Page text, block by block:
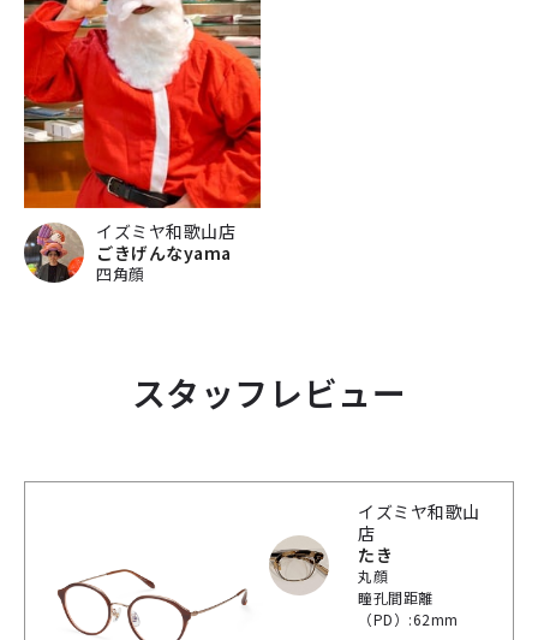
イズミヤ和歌山店
ごきげんなyama
四角顔
スタッフレビュー
イズミヤ和歌山
店
たき
丸顔
瞳孔間距離
（PD）:62mm